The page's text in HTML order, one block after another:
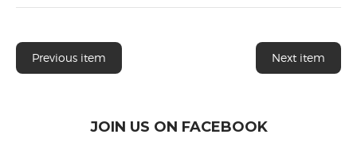
Previous item Next item
JOIN US ON FACEBOOK